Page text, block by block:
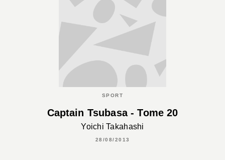
SPORT
Captain Tsubasa - Tome 20
Yoichi Takahashi
28/08/2013